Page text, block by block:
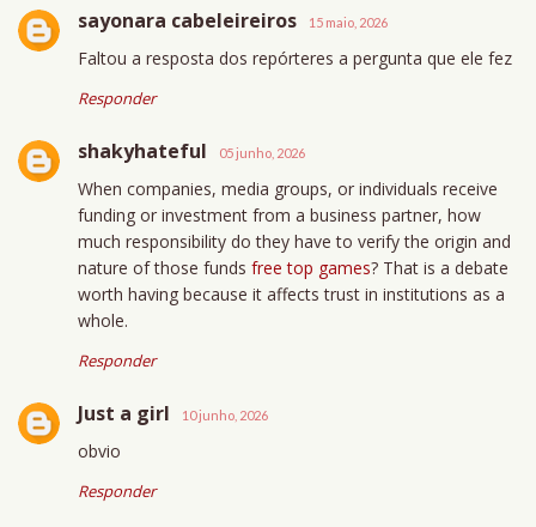
sayonara cabeleireiros 15 maio, 2026
Faltou a resposta dos repórteres a pergunta que ele fez
Responder
shakyhateful 05 junho, 2026
When companies, media groups, or individuals receive
funding or investment from a business partner, how
much responsibility do they have to verify the origin and
nature of those funds free top games? That is a debate
worth having because it affects trust in institutions as a
whole.
Responder
Just a girl 10 junho, 2026
obvio
Responder